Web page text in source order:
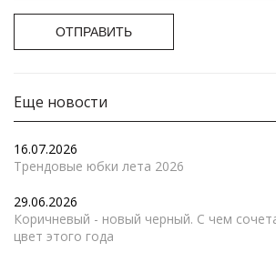
ОТПРАВИТЬ
Еще новости
16.07.2026
Трендовые юбки лета 2026
29.06.2026
Коричневый - новый черный. С чем
цвет этого года